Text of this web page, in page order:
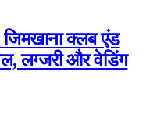
जिमखाना क्लब एंड
लग्जरी और वेडिंग